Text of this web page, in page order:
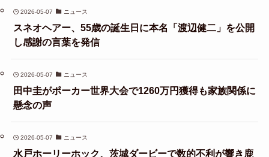
2026-05-07 ニュース
スネオヘアー、55歳の誕生日に本名「渡辺健二」を公開
し感謝の言葉を発信
2026-05-07 ニュース
田中圭がポーカー世界大会で1260万円獲得も家族関係に
懸念の声
2026-05-07 ニュース
水戸ホーリーホック、茨城ダービーで数的不利が響き鹿